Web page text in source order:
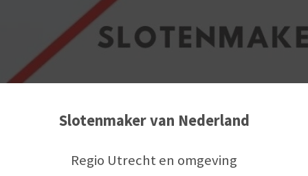
Slotenmaker van Nederland
Regio Utrecht en omgeving